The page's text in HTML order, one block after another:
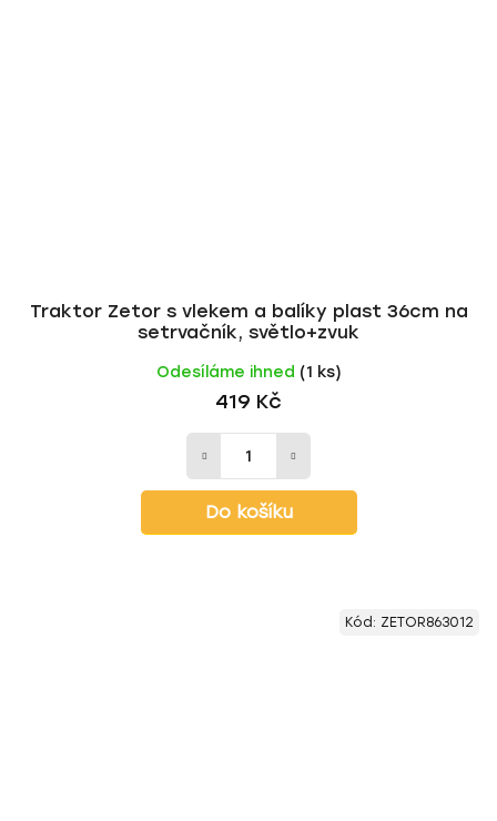
Traktor Zetor s vlekem a balíky plast 36cm na
setrvačník, světlo+zvuk
Odesíláme ihned (1 ks)
419 Kč
Do košíku
Kód: ZETOR863012